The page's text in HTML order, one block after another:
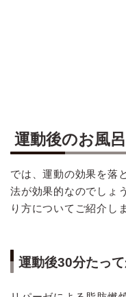
運動後のお風
では、運動の効果を落
法が効果的なのでしょ
り方についてご紹介し
運動後30分たっ